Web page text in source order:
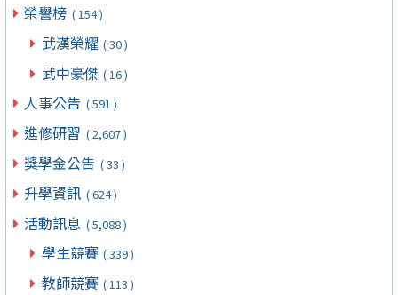
榮譽榜 ( 154 )
武漢榮耀 ( 30 )
武中豪傑 ( 16 )
人事公告 ( 591 )
進修研習 ( 2,607 )
獎學金公告 ( 33 )
升學資訊 ( 624 )
活動訊息 ( 5,088 )
學生競賽 ( 339 )
教師競賽 ( 113 )